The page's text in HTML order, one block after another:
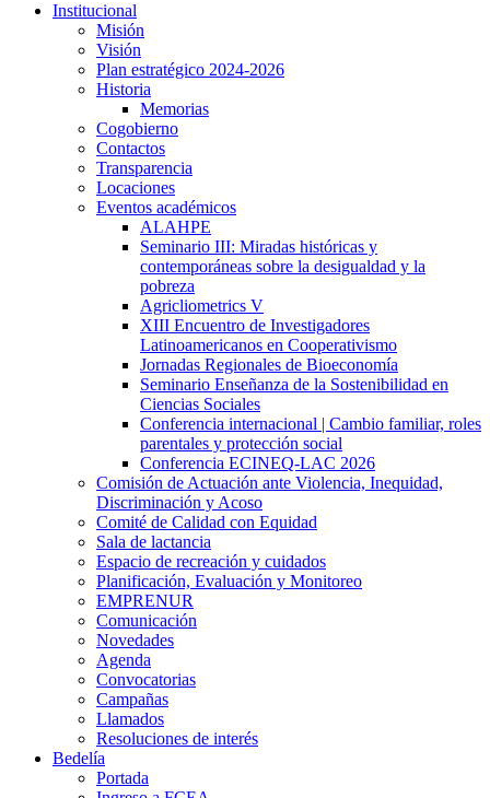
Institucional
Misión
Visión
Plan estratégico 2024-2026
Historia
Memorias
Cogobierno
Contactos
Transparencia
Locaciones
Eventos académicos
ALAHPE
Seminario III: Miradas históricas y
contemporáneas sobre la desigualdad y la
pobreza
Agricliometrics V
XIII Encuentro de Investigadores
Latinoamericanos en Cooperativismo
Jornadas Regionales de Bioeconomía
Seminario Enseñanza de la Sostenibilidad en
Ciencias Sociales
Conferencia internacional | Cambio familiar, roles
parentales y protección social
Conferencia ECINEQ-LAC 2026
Comisión de Actuación ante Violencia, Inequidad,
Discriminación y Acoso
Comité de Calidad con Equidad
Sala de lactancia
Espacio de recreación y cuidados
Planificación, Evaluación y Monitoreo
EMPRENUR
Comunicación
Novedades
Agenda
Convocatorias
Campañas
Llamados
Resoluciones de interés
Bedelía
Portada